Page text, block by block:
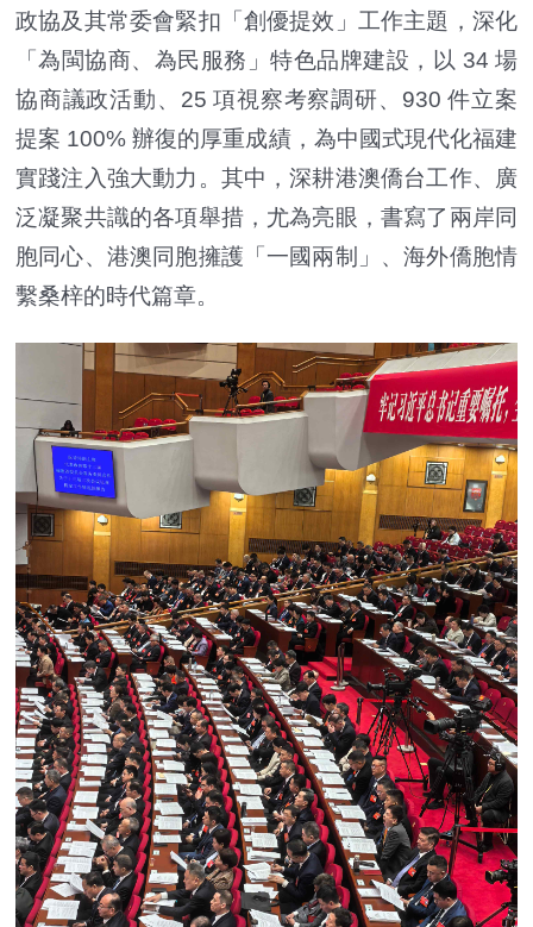
政協及其常委會緊扣「創優提效」工作主題，深化
「為閩協商、為民服務」特色品牌建設，以 34 場
協商議政活動、25 項視察考察調研、930 件立案
提案 100% 辦復的厚重成績，為中國式現代化福建
實踐注入強大動力。其中，深耕港澳僑台工作、廣
泛凝聚共識的各項舉措，尤為亮眼，書寫了兩岸同
胞同心、港澳同胞擁護「一國兩制」、海外僑胞情
繫桑梓的時代篇章。